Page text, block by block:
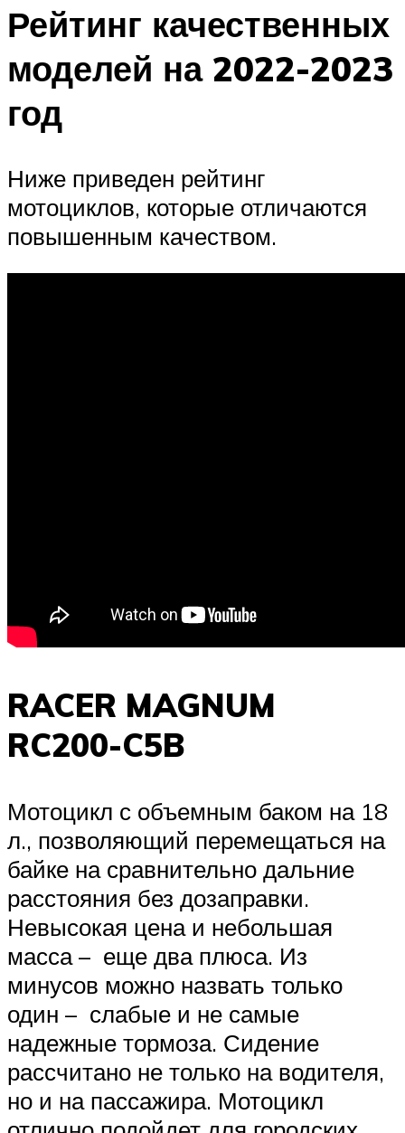
Рейтинг качественных
моделей на 2022-2023
год
Ниже приведен рейтинг
мотоциклов, которые отличаются
повышенным качеством.
RACER MAGNUM
RC200-C5B
Мотоцикл с объемным баком на 18
л., позволяющий перемещаться на
байке на сравнительно дальние
расстояния без дозаправки.
Невысокая цена и небольшая
масса – еще два плюса. Из
минусов можно назвать только
один – слабые и не самые
надежные тормоза. Сидение
рассчитано не только на водителя,
но и на пассажира. Мотоцикл